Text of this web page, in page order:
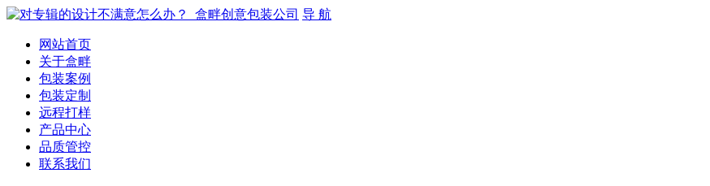
导 航
网站首页
关于盒畔
包装案例
包装定制
远程打样
产品中心
品质管控
联系我们